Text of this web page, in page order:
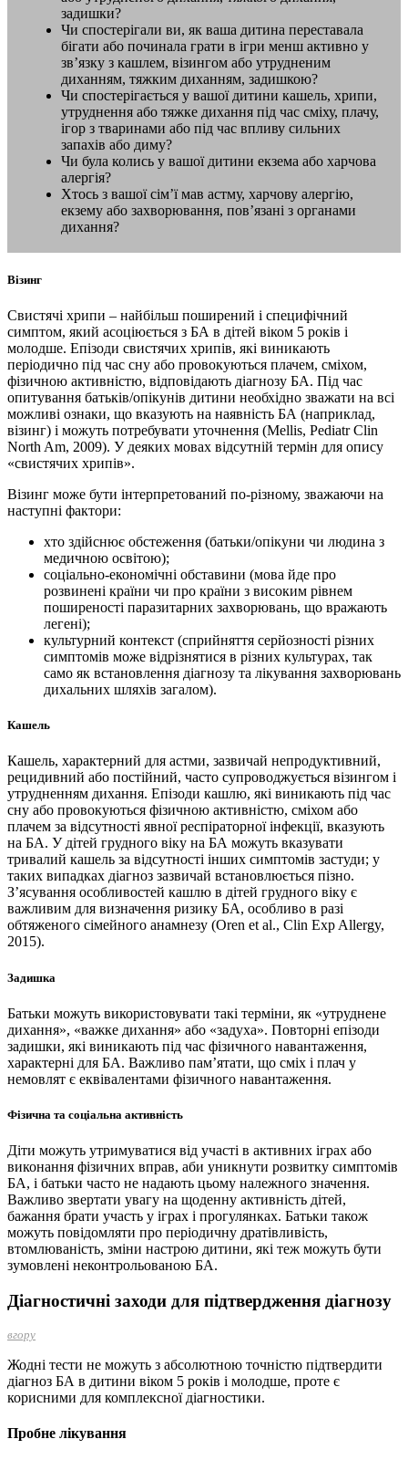
задишки?
Чи спостерігали ви, як ваша дитина переставала
бігати або починала грати в ігри менш активно у
зв’язку з кашлем, візингом або утрудненим
диханням, тяжким диханням, задишкою?
Чи спостерігається у вашої дитини кашель, хрипи,
утруднення або тяжке дихання під час сміху, плачу,
ігор з тваринами або під час впливу сильних
запахів або диму?
Чи була колись у вашої дитини екзема або харчова
алергія?
Хтось з вашої сім’ї мав астму, харчову алергію,
екзему або захворювання, пов’язані з органами
дихання?
Візинг
Свистячі хрипи – найбільш поширений і специфічний
симптом, який асоціюється з БА в дітей віком 5 років і
молодше. Епізоди свистячих хрипів, які виникають
періодично під час сну або провокуються плачем, сміхом,
фізичною активністю, відповідають діагнозу БА. Під час
опитування батьків/опікунів дитини необхідно зважати на всі
можливі ознаки, що вказують на наявність БА (наприклад,
візинг) і можуть потребувати уточнення (Mellis, Pediatr Clin
North Am, 2009). У деяких мовах відсутній термін для опису
«свистячих хрипів».
Візинг може бути інтерпретований по-різному, зважаючи на
наступні фактори:
хто здійснює обстеження (батьки/опікуни чи людина з
медичною освітою);
соціально-економічні обставини (мова йде про
розвинені країни чи про країни з високим рівнем
поширеності паразитарних захворювань, що вражають
легені);
культурний контекст (сприйняття серйозності різних
симптомів може відрізнятися в різних культурах, так
само як встановлення діагнозу та лікування захворювань
дихальних шляхів загалом).
Кашель
Кашель, характерний для астми, зазвичай непродуктивний,
рецидивний або постійний, часто супроводжується візингом і
утрудненням дихання. Епізоди кашлю, які виникають під час
сну або провокуються фізичною активністю, сміхом або
плачем за відсутності явної респіраторної інфекції, вказують
на БА. У дітей грудного віку на БА можуть вказувати
тривалий кашель за відсутності інших симптомів застуди; у
таких випадках діагноз зазвичай встановлюється пізно.
З’ясування особливостей кашлю в дітей грудного віку є
важливим для визначення ризику БА, особливо в разі
обтяженого сімейного анамнезу (Oren et al., Clin Exp Allergy,
2015).
Задишка
Батьки можуть використовувати такі терміни, як «утруднене
дихання», «важке дихання» або «задуха». Повторні епізоди
задишки, які виникають під час фізичного навантаження,
характерні для БА. Важливо пам’ятати, що сміх і плач у
немовлят є еквівалентами фізичного навантаження.
Фізична та соціальна активність
Діти можуть утримуватися від участі в активних іграх або
виконання фізичних вправ, аби уникнути розвитку симптомів
БА, і батьки часто не надають цьому належного значення.
Важливо звертати увагу на щоденну активність дітей,
бажання брати участь у іграх і прогулянках. Батьки також
можуть повідомляти про періодичну дратівливість,
втомлюваність, зміни настрою дитини, які теж можуть бути
зумовлені неконтрольованою БА.
Діагностичні заходи для підтвердження діагнозу
вгору
Жодні тести не можуть з абсолютною точністю підтвердити
діагноз БА в дитини віком 5 років і молодше, проте є
корисними для комплексної діагностики.
Пробне лікування